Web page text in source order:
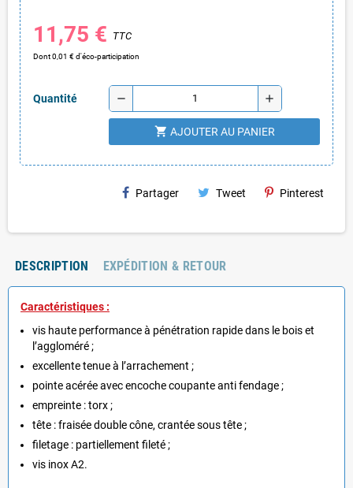
11,75 € TTC
Dont 0,01 € d'éco-participation
Quantité remove add
shopping_cart AJOUTER AU PANIER
Partager Tweet Pinterest
DESCRIPTION EXPÉDITION & RETOUR
Caractéristiques :
vis haute performance à pénétration rapide dans le bois et
l’aggloméré ;
excellente tenue à l’arrachement ;
pointe acérée avec encoche coupante anti fendage ;
empreinte : torx ;
tête : fraisée double cône, crantée sous tête ;
filetage : partiellement fileté ;
vis inox A2.